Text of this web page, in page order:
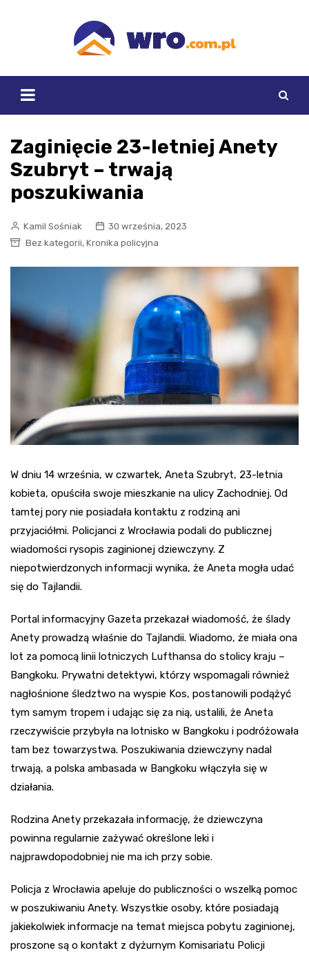
Zaginięcie 23-letniej Anety
Szubryt – trwają
poszukiwania
Kamil Sośniak
30 września, 2023
Bez kategorii, Kronika policyjna
W dniu 14 września, w czwartek, Aneta Szubryt, 23-letnia
kobieta, opuściła swoje mieszkanie na ulicy Zachodniej. Od
tamtej pory nie posiadała kontaktu z rodziną ani
przyjaciółmi. Policjanci z Wrocławia podali do publicznej
wiadomości rysopis zaginionej dziewczyny. Z
niepotwierdzonych informacji wynika, że Aneta mogła udać
się do Tajlandii.
Portal informacyjny Gazeta przekazał wiadomość, że ślady
Anety prowadzą właśnie do Tajlandii. Wiadomo, że miała ona
lot za pomocą linii lotniczych Lufthansa do stolicy kraju –
Bangkoku. Prywatni detektywi, którzy wspomagali również
nagłośnione śledztwo na wyspie Kos, postanowili podążyć
tym samym tropem i udając się za nią, ustalili, że Aneta
rzeczywiście przybyła na lotnisko w Bangkoku i podróżowała
tam bez towarzystwa. Poszukiwania dziewczyny nadal
trwają, a polska ambasada w Bangkoku włączyła się w
działania.
Rodzina Anety przekazała informację, że dziewczyna
powinna regularnie zażywać określone leki i
najprawdopodobniej nie ma ich przy sobie.
Policja z Wrocławia apeluje do publiczności o wszelką pomoc
w poszukiwaniu Anety. Wszystkie osoby, które posiadają
jakiekolwiek informacje na temat miejsca pobytu zaginionej,
proszone są o kontakt z dyżurnym Komisariatu Policji